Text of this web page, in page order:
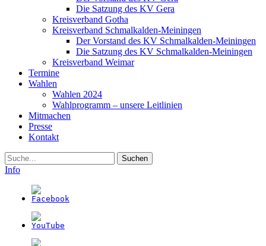
Die Satzung des KV Gera
Kreisverband Gotha
Kreisverband Schmalkalden-Meiningen
Der Vorstand des KV Schmalkalden-Meiningen
Die Satzung des KV Schmalkalden-Meiningen
Kreisverband Weimar
Termine
Wahlen
Wahlen 2024
Wahlprogramm – unsere Leitlinien
Mitmachen
Presse
Kontakt
Suche
Info